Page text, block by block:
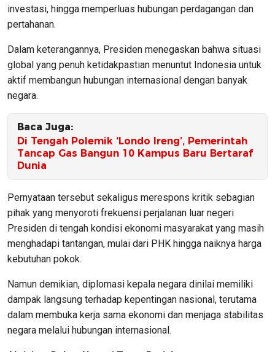
investasi, hingga memperluas hubungan perdagangan dan
pertahanan.
Dalam keterangannya, Presiden menegaskan bahwa situasi
global yang penuh ketidakpastian menuntut Indonesia untuk
aktif membangun hubungan internasional dengan banyak
negara.
Baca Juga:
Di Tengah Polemik ‘Londo Ireng’, Pemerintah
Tancap Gas Bangun 10 Kampus Baru Bertaraf
Dunia
Pernyataan tersebut sekaligus merespons kritik sebagian
pihak yang menyoroti frekuensi perjalanan luar negeri
Presiden di tengah kondisi ekonomi masyarakat yang masih
menghadapi tantangan, mulai dari PHK hingga naiknya harga
kebutuhan pokok.
Namun demikian, diplomasi kepala negara dinilai memiliki
dampak langsung terhadap kepentingan nasional, terutama
dalam membuka kerja sama ekonomi dan menjaga stabilitas
negara melalui hubungan internasional.